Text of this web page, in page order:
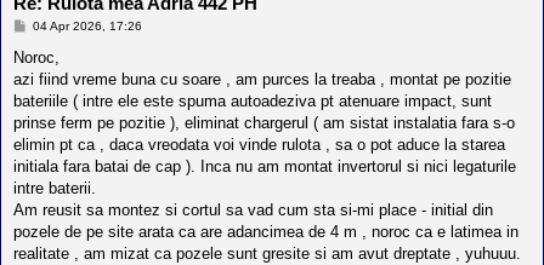
M
s
j
04 Apr 2026, 17:26
Noroc,
azi fiind vreme buna cu soare , am purces la treaba , montat pe pozitie
bateriile ( intre ele este spuma autoadeziva pt atenuare impact, sunt
prinse ferm pe pozitie ), eliminat chargerul ( am sistat instalatia fara s-o
elimin pt ca , daca vreodata voi vinde rulota , sa o pot aduce la starea
initiala fara batai de cap ). Inca nu am montat invertorul si nici legaturile
intre baterii.
Am reusit sa montez si cortul sa vad cum sta si-mi place - initial din
pozele de pe site arata ca are adancimea de 4 m , noroc ca e latimea in
realitate , am mizat ca pozele sunt gresite si am avut dreptate , yuhuuu.